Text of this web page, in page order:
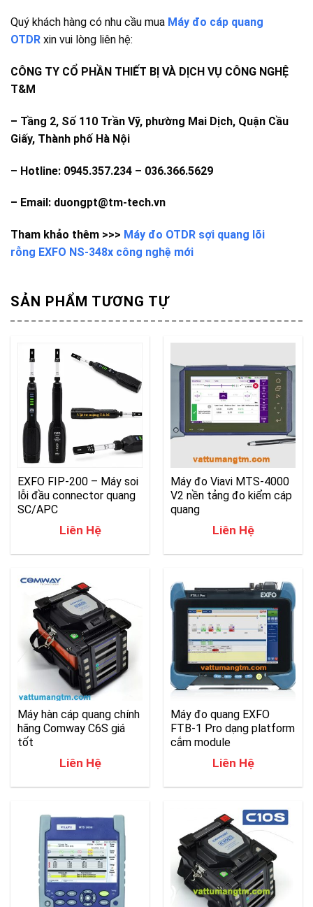
Quý khách hàng có nhu cầu mua Máy đo cáp quang
OTDR xin vui lòng liên hệ:
CÔNG TY CỔ PHẦN THIẾT BỊ VÀ DỊCH VỤ CÔNG NGHỆ
T&M
– Tầng 2, Số 110 Trần Vỹ, phường Mai Dịch, Quận Cầu
Giấy, Thành phố Hà Nội
– Hotline: 0945.357.234 – 036.366.5629
– Email: duongpt@tm-tech.vn
Tham khảo thêm >>> Máy đo OTDR sợi quang lõi
rỗng EXFO NS-348x công nghệ mới
SẢN PHẨM TƯƠNG TỰ
EXFO FIP-200 – Máy soi
lỗi đầu connector quang
SC/APC
Liên Hệ
Máy đo Viavi MTS-4000
V2 nền tảng đo kiểm cáp
quang
Liên Hệ
Máy hàn cáp quang chính
hãng Comway C6S giá
tốt
Liên Hệ
Máy đo quang EXFO
FTB-1 Pro dạng platform
cắm module
Liên Hệ